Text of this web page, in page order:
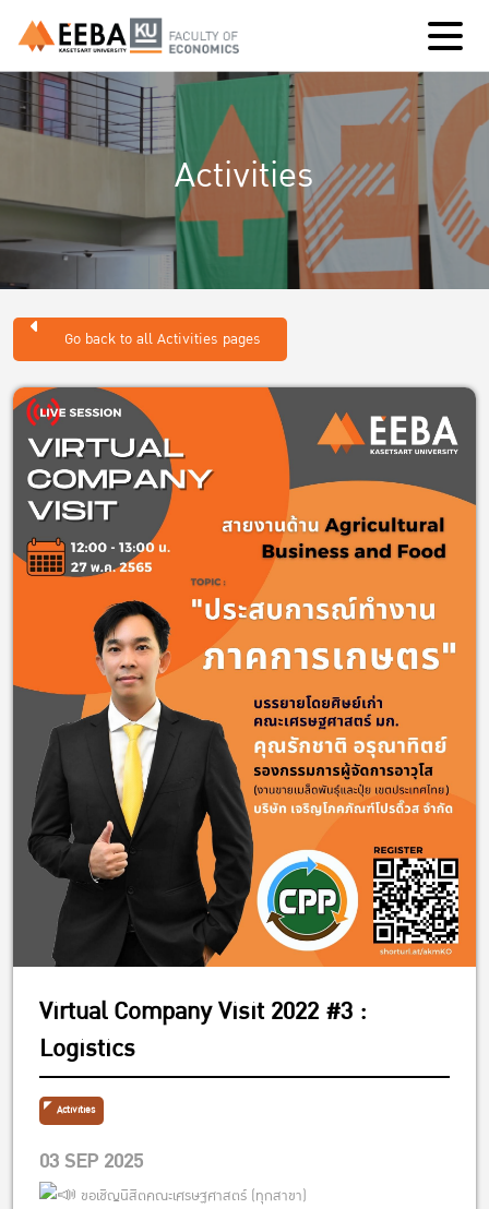
Activities
Go back to all Activities pages
Virtual Company Visit 2022 #3 :
Logistics
Activities
03 SEP 2025
ขอเชิญนิสิตคณะเศรษฐศาสตร์ (ทุกสาขา)